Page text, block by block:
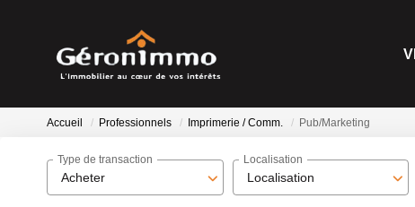
Accueil Professionnels Imprimerie / Comm. Pub/Marketing
Acheter
Type de transaction
Localisation
Localisation